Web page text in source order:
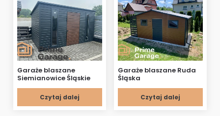
Garaże blaszane
Siemianowice Śląskie
Czytaj dalej
Garaże blaszane Ruda
Śląska
Czytaj dalej